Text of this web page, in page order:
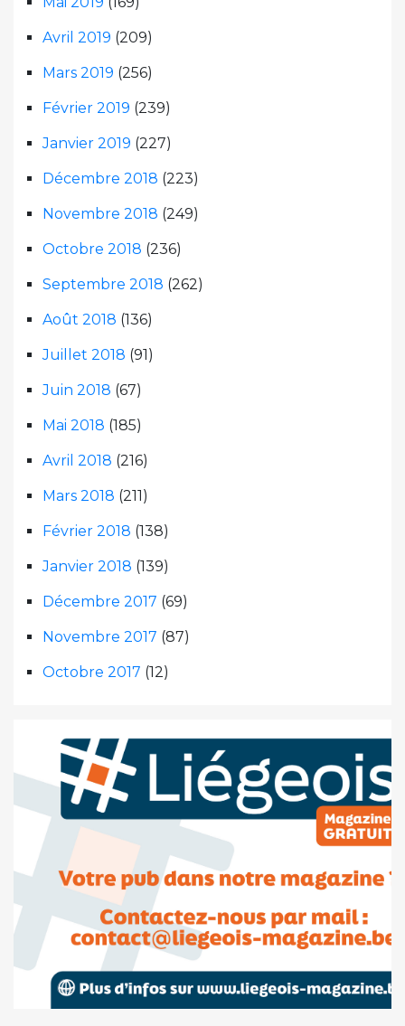
Avril 2019 (209)
Mars 2019 (256)
Février 2019 (239)
Janvier 2019 (227)
Décembre 2018 (223)
Novembre 2018 (249)
Octobre 2018 (236)
Septembre 2018 (262)
Août 2018 (136)
Juillet 2018 (91)
Juin 2018 (67)
Mai 2018 (185)
Avril 2018 (216)
Mars 2018 (211)
Février 2018 (138)
Janvier 2018 (139)
Décembre 2017 (69)
Novembre 2017 (87)
Octobre 2017 (12)